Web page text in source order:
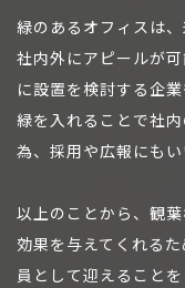
緑のあるオフィスは
社内外にアピールが
に設置を検討する企業
緑を入れることで社
為、採用や広報にもい
以上のことから、観
効果を与えてくれる
員として迎えることを